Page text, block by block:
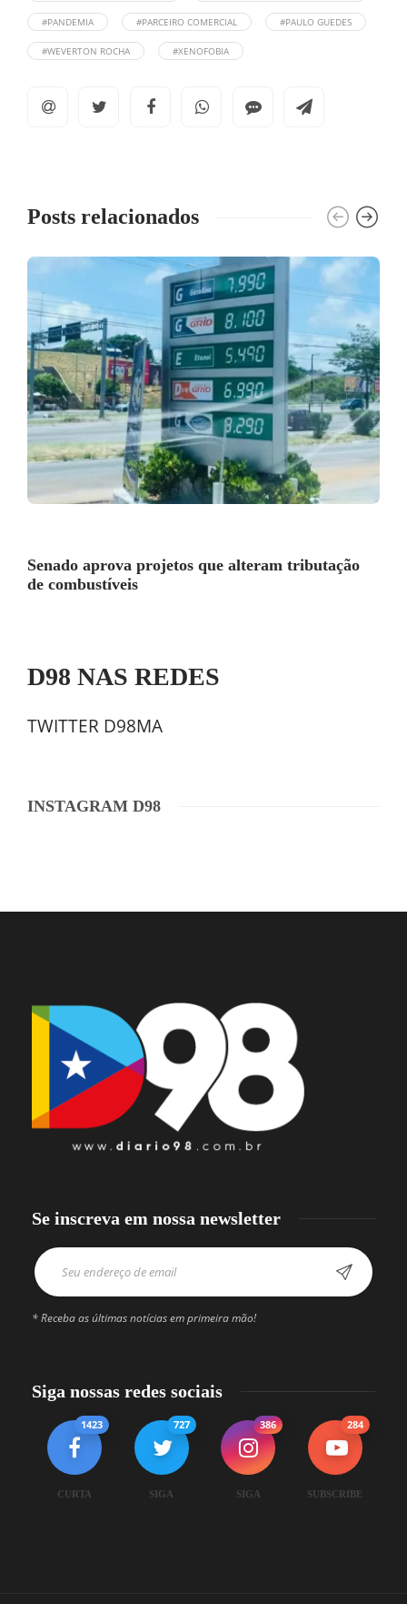
#PANDEMIA #PARCEIRO COMERCIAL #PAULO GUEDES
#WEVERTON ROCHA #XENOFOBIA
Posts relacionados
Senado aprova projetos que alteram tributação
de combustíveis
D98 NAS REDES
TWITTER D98MA
INSTAGRAM D98
Se inscreva em nossa newsletter
* Receba as últimas notícias em primeira mão!
Siga nossas redes sociais
1423
CURTA
727
SIGA
386
SIGA
284
SUBSCRIBE